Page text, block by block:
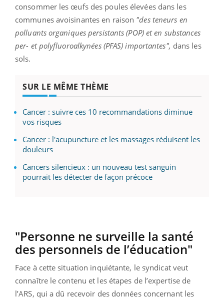
consommer les œufs des poules élevées dans les
communes avoisinantes en raison "des teneurs en
polluants organiques persistants (POP) et en substances
per- et polyfluoroalkynées (PFAS) importantes", dans les
sols.
SUR LE MÊME THÈME
Cancer : suivre ces 10 recommandations diminue
vos risques
Cancer : l'acupuncture et les massages réduisent les
douleurs
Cancers silencieux : un nouveau test sanguin
pourrait les détecter de façon précoce
"Personne ne surveille la santé
des personnels de l’éducation"
Face à cette situation inquiétante, le syndicat veut
connaître le contenu et les étapes de l’expertise de
l’ARS, qui a dû recevoir des données concernant les